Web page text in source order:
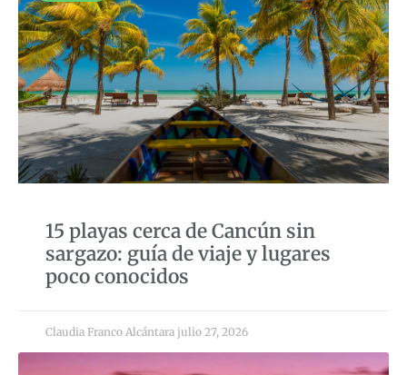
15 playas cerca de Cancún sin
sargazo: guía de viaje y lugares
poco conocidos
Claudia Franco Alcántara julio 27, 2026